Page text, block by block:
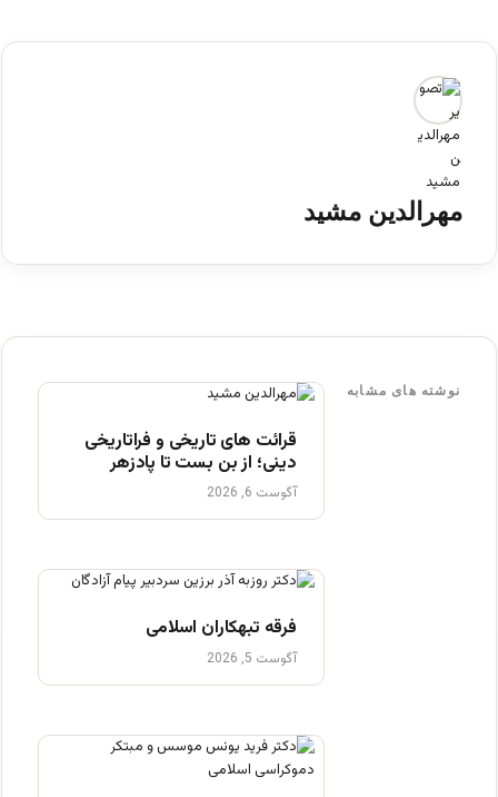
مهرالدین مشید
نوشته های مشابه
قرائت های تاریخی و فراتاریخی
دینی؛ از بن بست تا پادزهر
آگوست 6, 2026
فرقه تبهکاران اسلامی
آگوست 5, 2026